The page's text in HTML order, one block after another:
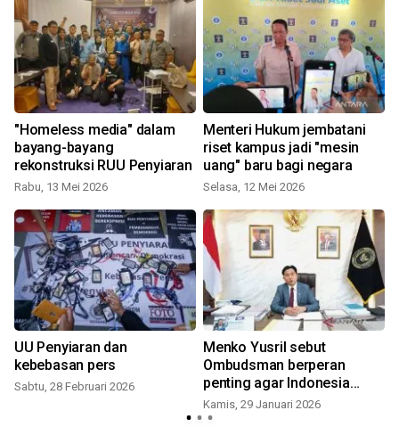
"Homeless media" dalam
bayang-bayang
rekonstruksi RUU Penyiaran
Rabu, 13 Mei 2026
Menteri Hukum jembatani
riset kampus jadi "mesin
uang" baru bagi negara
Selasa, 12 Mei 2026
UU Penyiaran dan
kebebasan pers
Sabtu, 28 Februari 2026
Menko Yusril sebut
Ombudsman berperan
penting agar Indonesia
capai standar OECD
Kamis, 29 Januari 2026